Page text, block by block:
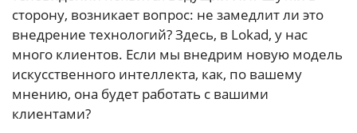
сторону, возникает вопрос: не замедлит ли это
внедрение технологий? Здесь, в Lokad, у нас
много клиентов. Если мы внедрим новую модель
искусственного интеллекта, как, по вашему
мнению, она будет работать с вашими
клиентами?